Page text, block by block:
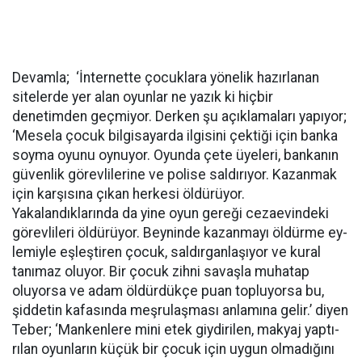
Devamla; ‘İnternette çocuklara yönelik hazırlanan
sitelerde yer alan oyunlar ne yazık ki hiçbir
denetimden geçmiyor. Derken şu açıklamaları yapıyor;
‘Mesela çocuk bilgisayarda ilgisini çektiği için banka
soyma oyunu oynuyor. Oyun­da çete üyeleri, bankanın
güvenlik gö­revlilerine ve polise saldırıyor. Kazan­mak
için karşısına çıkan herkesi öldü­rüyor.
Yakalandıklarında da yine oyun gereği cezaevindeki
görevlileri öldürü­yor. Beyninde kazanmayı öldürme ey­
lemiyle eşleştiren çocuk, saldırganlaşıyor ve kural
tanımaz oluyor. Bir çocuk zihni savaşla muhatap
oluyor­sa ve adam öldürdükçe puan topluyorsa bu,
şiddetin kafasında meşrulaşması anlamına gelir.’ diyen
Teber; ‘Manken­lere mini etek giydirilen, makyaj yaptı­
rılan oyunların küçük bir çocuk için uy­gun olmadığını